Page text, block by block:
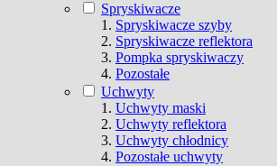
Spryskiwacze
Spryskiwacze szyby
Spryskiwacze reflektora
Pompka spryskiwaczy
Pozostałe
Uchwyty
Uchwyty maski
Uchwyty reflektora
Uchwyty chłodnicy
Pozostałe uchwyty